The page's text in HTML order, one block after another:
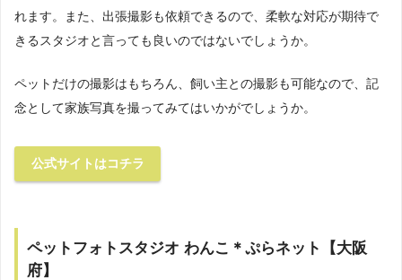
れます。また、出張撮影も依頼できるので、柔軟な対応が期待で
きるスタジオと言っても良いのではないでしょうか。
ペットだけの撮影はもちろん、飼い主との撮影も可能なので、記
念として家族写真を撮ってみてはいかがでしょうか。
公式サイトはコチラ
ペットフォトスタジオ わんこ＊ぷらネット【大阪
府】